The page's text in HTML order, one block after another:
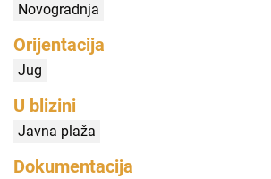
Novogradnja
Orijentacija
Jug
U blizini
Javna plaža
Dokumentacija